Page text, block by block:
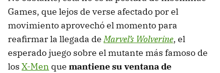
Games, que lejos de verse afectado por el
movimiento aprovechó el momento para
reafirmar la llegada deMarvel’s Wolverine, el
esperado juego sobre el mutante más famoso de
los X-Men que mantiene su ventana de